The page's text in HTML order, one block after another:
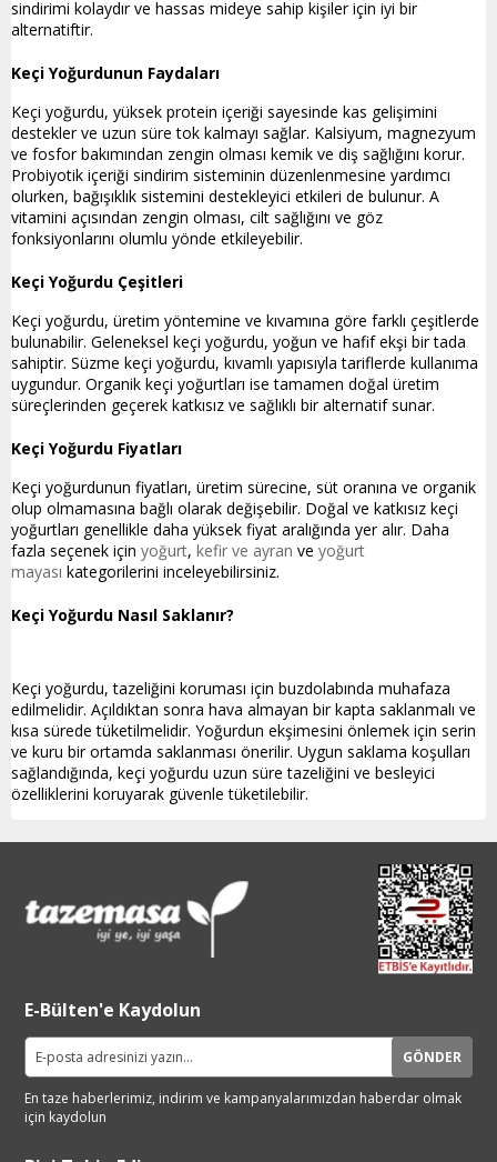
sindirimi kolaydır ve hassas mideye sahip kişiler için iyi bir
alternatiftir.
Keçi Yoğurdunun Faydaları
Keçi yoğurdu, yüksek protein içeriği sayesinde kas gelişimini
destekler ve uzun süre tok kalmayı sağlar. Kalsiyum, magnezyum
ve fosfor bakımından zengin olması kemik ve diş sağlığını korur.
Probiyotik içeriği sindirim sisteminin düzenlenmesine yardımcı
olurken, bağışıklık sistemini destekleyici etkileri de bulunur. A
vitamini açısından zengin olması, cilt sağlığını ve göz
fonksiyonlarını olumlu yönde etkileyebilir.
Keçi Yoğurdu Çeşitleri
Keçi yoğurdu, üretim yöntemine ve kıvamına göre farklı çeşitlerde
bulunabilir. Geleneksel keçi yoğurdu, yoğun ve hafif ekşi bir tada
sahiptir. Süzme keçi yoğurdu, kıvamlı yapısıyla tariflerde kullanıma
uygundur. Organik keçi yoğurtları ise tamamen doğal üretim
süreçlerinden geçerek katkısız ve sağlıklı bir alternatif sunar.
Keçi Yoğurdu Fiyatları
Keçi yoğurdunun fiyatları, üretim sürecine, süt oranına ve organik
olup olmamasına bağlı olarak değişebilir. Doğal ve katkısız keçi
yoğurtları genellikle daha yüksek fiyat aralığında yer alır. Daha
fazla seçenek için yoğurt, kefir ve ayran ve yoğurt
mayası kategorilerini inceleyebilirsiniz.
Keçi Yoğurdu Nasıl Saklanır?
Keçi yoğurdu, tazeliğini koruması için buzdolabında muhafaza
edilmelidir. Açıldıktan sonra hava almayan bir kapta saklanmalı ve
kısa sürede tüketilmelidir. Yoğurdun ekşimesini önlemek için serin
ve kuru bir ortamda saklanması önerilir. Uygun saklama koşulları
sağlandığında, keçi yoğurdu uzun süre tazeliğini ve besleyici
özelliklerini koruyarak güvenle tüketilebilir.
E-Bülten'e Kaydolun
GÖNDER
En taze haberlerimiz, indirim ve kampanyalarımızdan haberdar olmak
için kaydolun